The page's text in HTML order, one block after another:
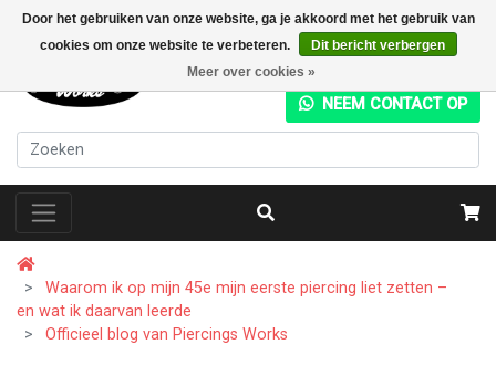
Door het gebruiken van onze website, ga je akkoord met het gebruik van
cookies om onze website te verbeteren.
Dit bericht verbergen
Meer over cookies »
NEEM CONTACT OP
Waarom ik op mijn 45e mijn eerste piercing liet zetten –
en wat ik daarvan leerde
Officieel blog van Piercings Works